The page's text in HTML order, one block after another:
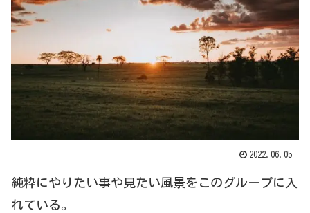
2022.06.05
純粋にやりたい事や見たい風景をこのグループに入
れている。